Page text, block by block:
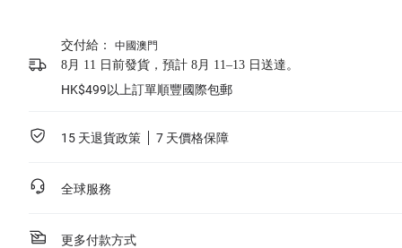
交付給： 中國澳門
8月 11 日前發貨，預計 8月 11–13 日送達。
HK$499以上訂單順豐國際包郵
15 天退貨政策 7 天價格保障
全球服務
更多付款方式